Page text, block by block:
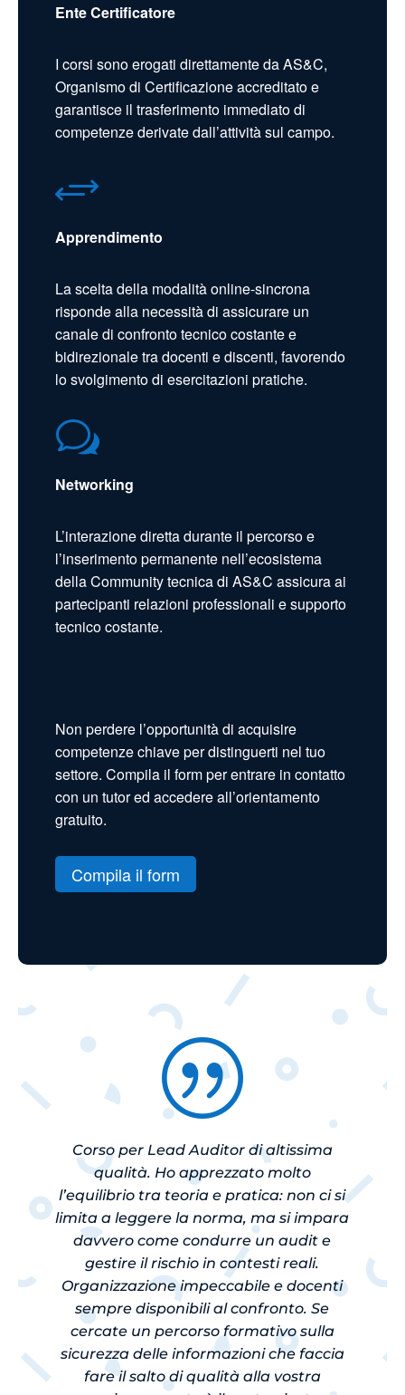
Ente Certificatore
I corsi sono erogati direttamente da AS&C,
Organismo di Certificazione accreditato e
garantisce il trasferimento immediato di
competenze derivate dall’attività sul campo.
+
Apprendimento
La scelta della modalità online-sincrona
risponde alla necessità di assicurare un
canale di confronto tecnico costante e
bidirezionale tra docenti e discenti, favorendo
lo svolgimento di esercitazioni pratiche.
w
Networking
L’interazione diretta durante il percorso e
l’inserimento permanente nell’ecosistema
della Community tecnica di AS&C assicura ai
partecipanti relazioni professionali e supporto
tecnico costante.
Non perdere l’opportunità di acquisire
competenze chiave per distinguerti nel tuo
settore. Compila il form per entrare in contatto
con un tutor ed accedere all’orientamento
gratuito.
Compila il form
|
Corso per Lead Auditor di altissima
qualità. Ho apprezzato molto
l’equilibrio tra teoria e pratica: non ci si
limita a leggere la norma, ma si impara
davvero come condurre un audit e
gestire il rischio in contesti reali.
Organizzazione impeccabile e docenti
sempre disponibili al confronto. Se
cercate un percorso formativo sulla
sicurezza delle informazioni che faccia
fare il salto di qualità alla vostra